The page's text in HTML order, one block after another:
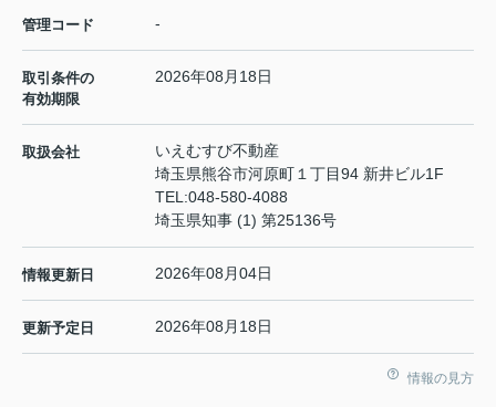
管理コード -
取引条件の
有効期限
2026年08月18日
取扱会社
いえむすび不動産
埼玉県熊谷市河原町１丁目94 新井ビル1F
TEL:048-580-4088
埼玉県知事 (1) 第25136号
情報更新日 2026年08月04日
更新予定日 2026年08月18日
情報の見方